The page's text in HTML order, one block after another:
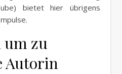
bietet hier übrigens
um zu
Autorin